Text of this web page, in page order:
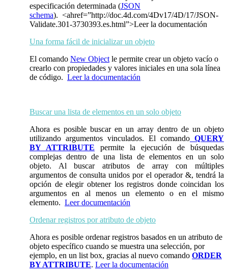
especificación determinada (JSON
schema). <ahref=”http://doc.4d.com/4Dv17/4D/17/JSON-
Validate.301-3730393.es.html”>Leer la documentación
Una forma fácil de inicializar un objeto
El comando New Object le permite crear un objeto vacío o
crearlo con propiedades y valores iniciales en una sola línea
de código. Leer la documentación
Buscar una lista de elementos en un solo objeto
Ahora es posible buscar en un array dentro de un objeto
utilizando argumentos vinculados. El comando QUERY
BY ATTRIBUTE permite la ejecución de búsquedas
complejas dentro de una lista de elementos en un solo
objeto. Al buscar atributos de array con múltiples
argumentos de consulta unidos por el operador &, tendrá la
opción de elegir obtener los registros donde coincidan los
argumentos en al menos un elemento o en el mismo
elemento. Leer documentación
Ordenar registros por atributo de objeto
Ahora es posible ordenar registros basados en un atributo de
objeto específico cuando se muestra una selección, por
ejemplo, en un list box, gracias al nuevo comando ORDER
BY ATTRIBUTE. Leer la documentación